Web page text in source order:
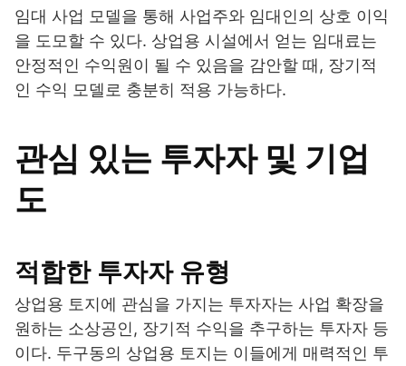
임대 사업 모델을 통해 사업주와 임대인의 상호 이익
을 도모할 수 있다. 상업용 시설에서 얻는 임대료는
안정적인 수익원이 될 수 있음을 감안할 때, 장기적
인 수익 모델로 충분히 적용 가능하다.
관심 있는 투자자 및 기업
도
적합한 투자자 유형
상업용 토지에 관심을 가지는 투자자는 사업 확장을
원하는 소상공인, 장기적 수익을 추구하는 투자자 등
이다. 두구동의 상업용 토지는 이들에게 매력적인 투